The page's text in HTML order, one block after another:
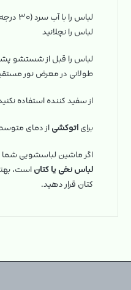
لباس
لباس را نچلانید
لباس را قبل از شستشو
طولانی در معرض نور
از سفید کننده استفاده
برایاتوکشیاز دمای
اگر ماشین لباسشویی
لباس نخی یا کتاناست،
کتان قرار دهید.